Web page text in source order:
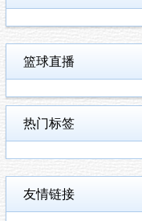
篮球直播
热门标签
友情链接